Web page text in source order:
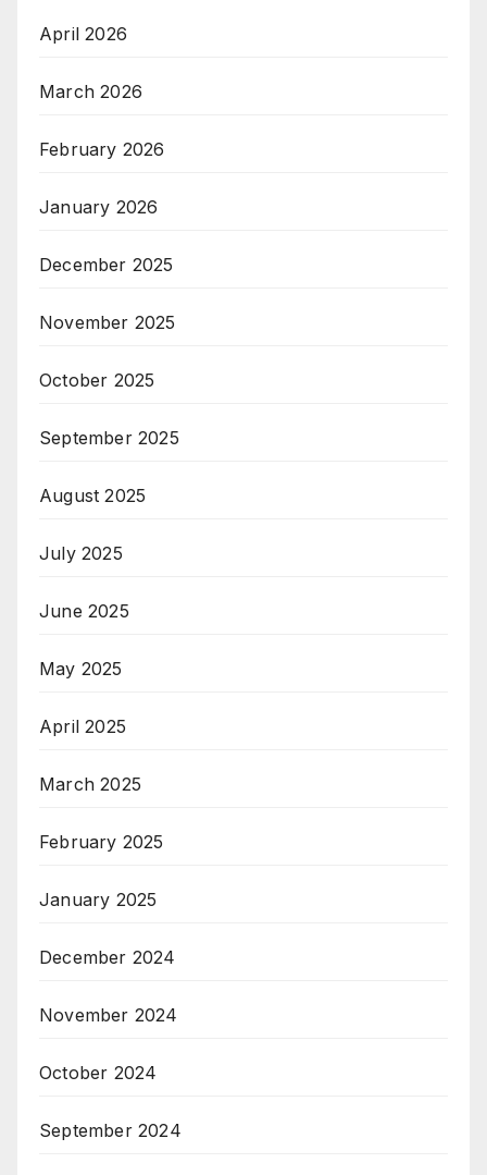
April 2026
March 2026
February 2026
January 2026
December 2025
November 2025
October 2025
September 2025
August 2025
July 2025
June 2025
May 2025
April 2025
March 2025
February 2025
January 2025
December 2024
November 2024
October 2024
September 2024